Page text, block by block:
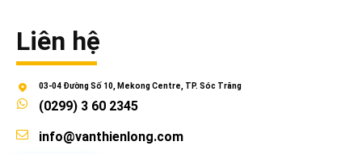
Liên hệ
03-04 Đường Số 10, Mekong Centre, TP. Sóc Trăng
(0299) 3 60 2345
info@vanthienlong.com